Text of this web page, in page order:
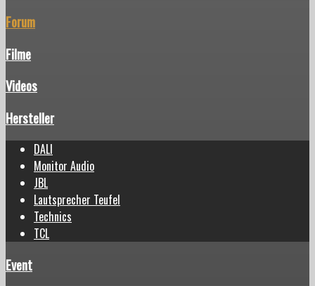
Forum
Filme
Videos
Hersteller
DALI
Monitor Audio
JBL
Lautsprecher Teufel
Technics
TCL
Event